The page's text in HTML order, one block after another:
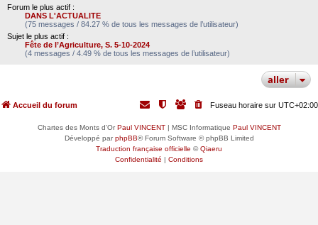
Forum le plus actif :
DANS L'ACTUALITE
(75 messages / 84.27 % de tous les messages de l’utilisateur)
Sujet le plus actif :
Fête de l’Agriculture, S. 5-10-2024
(4 messages / 4.49 % de tous les messages de l’utilisateur)
aller
Accueil du forum Fuseau horaire sur UTC+02:00
Chartes des Monts d'OrPaul VINCENT| MSC Informatique Paul VINCENT
Développé parphpBB® Forum Software © phpBB Limited
Traduction française officielle ©Qiaeru
Confidentialité | Conditions